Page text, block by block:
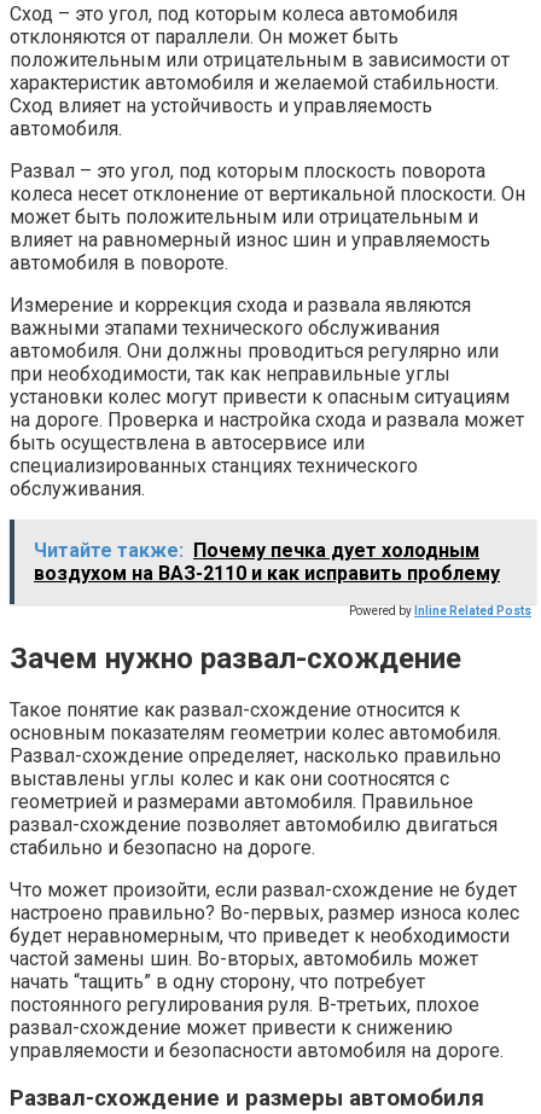
Сход – это угол, под которым колеса автомобиля
отклоняются от параллели. Он может быть
положительным или отрицательным в зависимости от
характеристик автомобиля и желаемой стабильности.
Сход влияет на устойчивость и управляемость
автомобиля.
Развал – это угол, под которым плоскость поворота
колеса несет отклонение от вертикальной плоскости. Он
может быть положительным или отрицательным и
влияет на равномерный износ шин и управляемость
автомобиля в повороте.
Измерение и коррекция схода и развала являются
важными этапами технического обслуживания
автомобиля. Они должны проводиться регулярно или
при необходимости, так как неправильные углы
установки колес могут привести к опасным ситуациям
на дороге. Проверка и настройка схода и развала может
быть осуществлена в автосервисе или
специализированных станциях технического
обслуживания.
Читайте также: Почему печка дует холодным
воздухом на ВАЗ-2110 и как исправить проблему
Powered by Inline Related Posts
Зачем нужно развал-схождение
Такое понятие как развал-схождение относится к
основным показателям геометрии колес автомобиля.
Развал-схождение определяет, насколько правильно
выставлены углы колес и как они соотносятся с
геометрией и размерами автомобиля. Правильное
развал-схождение позволяет автомобилю двигаться
стабильно и безопасно на дороге.
Что может произойти, если развал-схождение не будет
настроено правильно? Во-первых, размер износа колес
будет неравномерным, что приведет к необходимости
частой замены шин. Во-вторых, автомобиль может
начать “тащить” в одну сторону, что потребует
постоянного регулирования руля. В-третьих, плохое
развал-схождение может привести к снижению
управляемости и безопасности автомобиля на дороге.
Развал-схождение и размеры автомобиля